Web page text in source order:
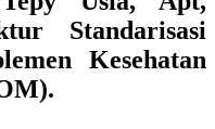
Standarisasi
Kesehatan